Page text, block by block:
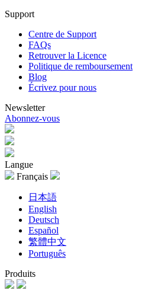
Support
Centre de Support
FAQs
Retrouver la Licence
Politique de remboursement
Blog
Écrivez pour nous
Newsletter
Abonnez-vous
Langue
Français
日本語
English
Deutsch
Español
繁體中文
Português
Produits